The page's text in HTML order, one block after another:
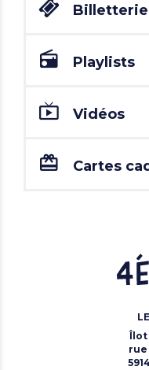
Billetterie
Playlists
Vidéos
Cartes
Îlot
rue